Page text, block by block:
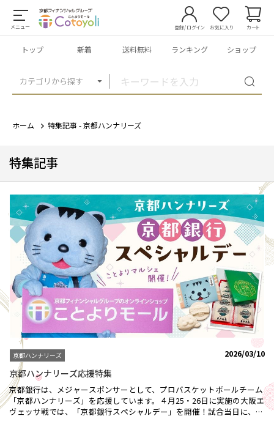
メニュー
カテゴリから探す
登録/ログイン お気に入り カート
トップ 新着 送料無料 ランキング ショップ
ホーム 特集記事 - 京都ハンナリーズ
特集記事
京都ハンナリーズ 2026/03/10
京都ハンナリーズ応援特集
京都銀行は、メジャースポンサーとして、プロバスケットボールチーム
「京都ハンナリーズ」を応援しています。４月25・26日に実施の大阪エ
ヴェッサ戦では、「京都銀行スペシャルデー」を開催！試合当日に、こ